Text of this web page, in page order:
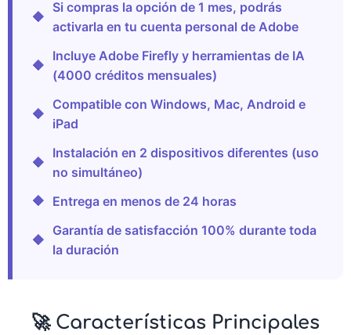
🔶
Si compras la opción de 1 mes, podrás
activarla en tu cuenta personal de Adobe
🔶
Incluye Adobe Firefly y herramientas de IA
(4000 créditos mensuales)
🔶
Compatible con Windows, Mac, Android e
iPad
🔶
Instalación en 2 dispositivos diferentes (uso
no simultáneo)
🔶 Entrega en menos de 24 horas
🔶
Garantía de satisfacción 100% durante toda
la duración
🚀 Características Principales